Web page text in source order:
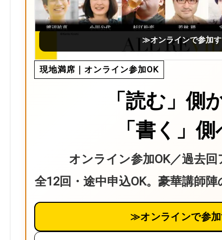
≫オンラインで参加
現地満席｜オンライン参加OK
「読む」側
「書く」
オンライン参加OK／過去
全12回・途中申込OK。豪華講師
≫オンラインで参